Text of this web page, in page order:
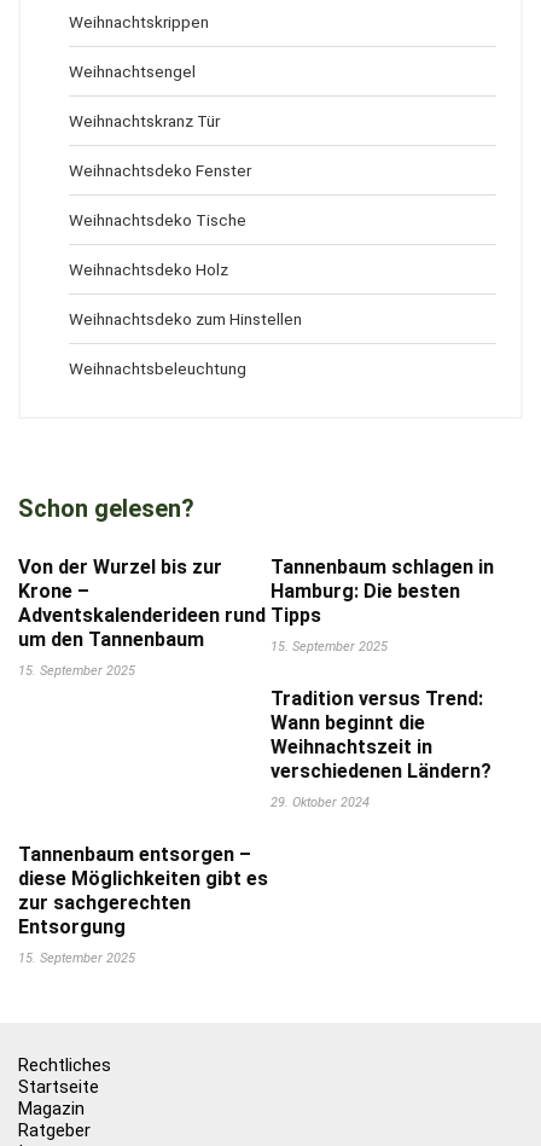
Weihnachtskrippen
Weihnachtsengel
Weihnachtskranz Tür
Weihnachtsdeko Fenster
Weihnachtsdeko Tische
Weihnachtsdeko Holz
Weihnachtsdeko zum Hinstellen
Weihnachtsbeleuchtung
Schon gelesen?
Von der Wurzel bis zur
Krone –
Adventskalenderideen rund
um den Tannenbaum
15. September 2025
Tannenbaum schlagen in
Hamburg: Die besten
Tipps
15. September 2025
Tradition versus Trend:
Wann beginnt die
Weihnachtszeit in
verschiedenen Ländern?
29. Oktober 2024
Tannenbaum entsorgen –
diese Möglichkeiten gibt es
zur sachgerechten
Entsorgung
15. September 2025
Rechtliches
Startseite
Magazin
Ratgeber